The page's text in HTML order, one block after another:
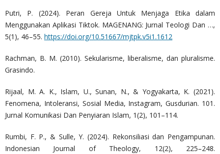
Putri, P. (2024). Peran Gereja Untuk Menjaga Etika dalam
Menggunakan Aplikasi Tiktok. MAGENANG: Jurnal Teologi Dan …,
5(1), 46–55. https://doi.org/10.51667/mjtpk.v5i1.1612
Rachman, B. M. (2010). Sekularisme, liberalisme, dan pluralisme.
Grasindo.
Rijaal, M. A. K., Islam, U., Sunan, N., & Yogyakarta, K. (2021).
Fenomena, Intoleransi, Sosial Media, Instagram, Gusdurian. 101.
Jurnal Komunikasi Dan Penyiaran Islam, 1(2), 101–114.
Rumbi, F. P., & Sulle, Y. (2024). Rekonsiliasi dan Pengampunan.
Indonesian Journal of Theology, 12(2), 225–248.